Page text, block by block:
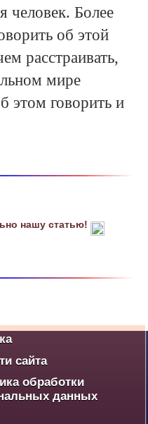
человек. Более
об этой
расстраивать,
мире
этом говорить и
нашу статью!
наследие
сайта
обработки
данных